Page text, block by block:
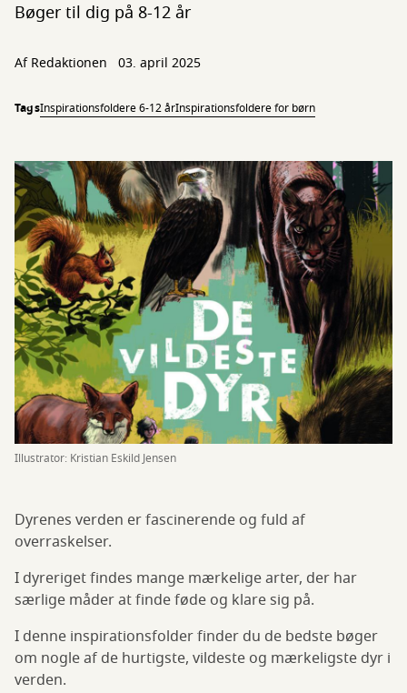
Bøger til dig på 8-12 år
Af Redaktionen 03. april 2025
TagsInspirationsfoldere 6-12 årInspirationsfoldere for børn
Illustrator: Kristian Eskild Jensen
Dyrenes verden er fascinerende og fuld af
overraskelser.
I dyreriget findes mange mærkelige arter, der har
særlige måder at finde føde og klare sig på.
I denne inspirationsfolder finder du de bedste bøger
om nogle af de hurtigste, vildeste og mærkeligste dyr i
verden.